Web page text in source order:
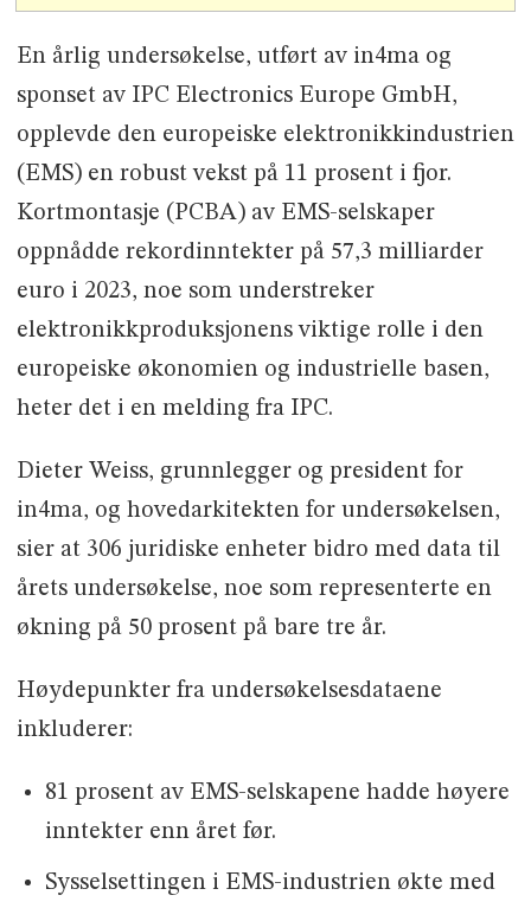
En årlig undersøkelse, utført av in4ma og
sponset av IPC Electronics Europe GmbH,
opplevde den europeiske elektronikkindustrien
(EMS) en robust vekst på 11 prosent i fjor.
Kortmontasje (PCBA) av EMS-selskaper
oppnådde rekordinntekter på 57,3 milliarder
euro i 2023, noe som understreker
elektronikkproduksjonens viktige rolle i den
europeiske økonomien og industrielle basen,
heter det i en melding fra IPC.
Dieter Weiss, grunnlegger og president for
in4ma, og hovedarkitekten for undersøkelsen,
sier at 306 juridiske enheter bidro med data til
årets undersøkelse, noe som representerte en
økning på 50 prosent på bare tre år.
Høydepunkter fra undersøkelsesdataene
inkluderer:
81 prosent av EMS-selskapene hadde høyere
inntekter enn året før.
Sysselsettingen i EMS-industrien økte med